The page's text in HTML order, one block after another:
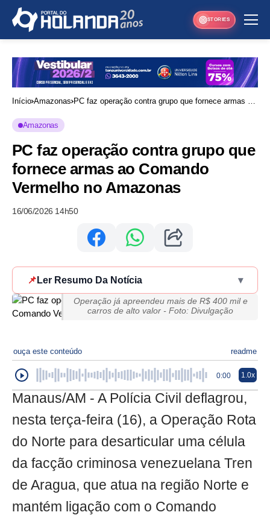
STORIES
Início Amazonas PC faz operação contra grupo que fornece armas ao
Amazonas
PC faz operação contra grupo que
fornece armas ao Comando
Vermelho no Amazonas
16/06/2026 14h50
📌 Ler Resumo Da Notícia ▾
Operação já apreendeu mais de R$ 400 mil e
carros de alto valor - Foto: Divulgação
ouça este conteúdo readme
0:00 1.0x
Manaus/AM - A Polícia Civil deflagrou,
nesta terça-feira (16), a Operação Rota
do Norte para desarticular uma célula
da facção criminosa venezuelana Tren
de Aragua, que atua na região Norte e
mantém ligação com o Comando